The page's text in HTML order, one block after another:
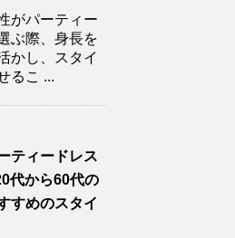
がパーティー
ぶ際、身長を
かし、スタイ
るこ ...
ティードレス
代から60代の
すめのスタイ